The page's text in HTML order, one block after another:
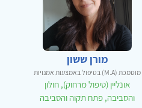
מורן ששון
מוסמכת (M.A) בטיפול באמצעות אמנויות
אונליין (טיפול מרחוק), חולון
והסביבה, פתח תקוה והסביבה